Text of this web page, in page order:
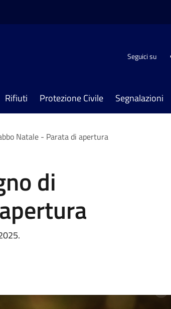
Seguici su
Rifiuti Protezione Civile Segnalazioni
Natale - Parata di apertura
di